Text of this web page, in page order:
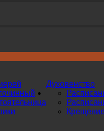
Духовенство